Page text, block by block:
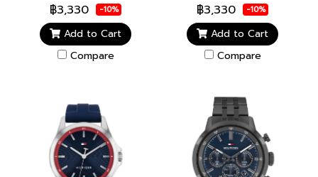
฿3,330 -10%
Add to Cart
Compare
฿3,330 -10%
Add to Cart
Compare